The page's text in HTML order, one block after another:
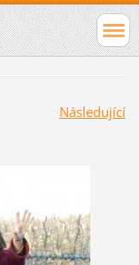
Následující